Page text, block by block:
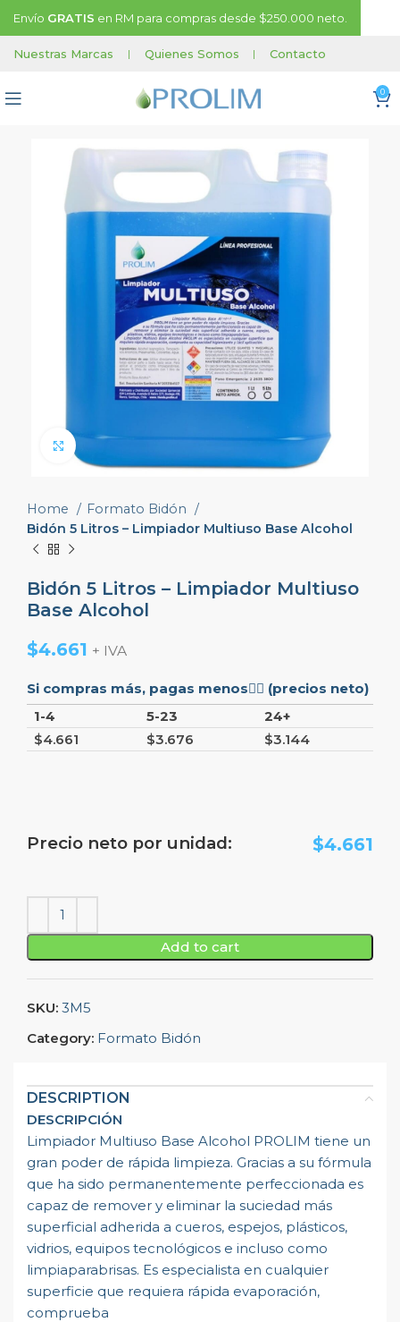
Nuestras Marcas | Quienes Somos | Contacto
0
Home
Formato Bidón
Bidón 5 Litros – Limpiador Multiuso Base Alcohol
Bidón 5 Litros – Limpiador Multiuso
Base Alcohol
$4.661 + IVA
Si compras más, pagas menos👇🏼 (precios neto)
1-4
5-23
24+
$4.661 $3.676 $3.144
Precio neto por unidad: $4.661
Add to cart
SKU: 3M5
Category: Formato Bidón
DESCRIPTION
DESCRIPCIÓN
Limpiador Multiuso Base Alcohol PROLIM tiene un
gran poder de rápida limpieza. Gracias a su fórmula
que ha sido permanentemente perfeccionada es
capaz de remover y eliminar la suciedad más
superficial adherida a cueros, espejos, plásticos,
vidrios, equipos tecnológicos e incluso como
limpiaparabrisas. Es especialista en cualquier
superficie que requiera rápida evaporación,
comprueba
Envío GRATIS en RM para compras desde $250.000 neto.